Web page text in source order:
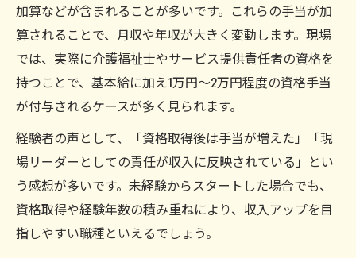
供責任者特性
サービス提供責任者が高収入を得るための
実践策
パート時給と役職手当の違いを解説
サービス提供責任者パート時給と役職手当
の違いとは
役職手当がサービス提供責任者の収入に与
える影響
パート勤務サービス提供責任者の手当比較
ポイント
加算などが含まれることが多いです。これらの手当が加
算されることで、月収や年収が大きく変動します。現場
では、実際に介護福祉士やサービス提供責任者の資格を
持つことで、基本給に加え1万円～2万円程度の資格手当
が付与されるケースが多く見られます。
経験者の声として、「資格取得後は手当が増えた」「現
場リーダーとしての責任が収入に反映されている」とい
う感想が多いです。未経験からスタートした場合でも、
資格取得や経験年数の積み重ねにより、収入アップを目
指しやすい職種といえるでしょう。